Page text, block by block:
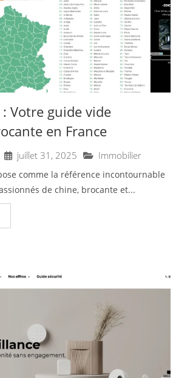
: Votre guide vide
en France
juillet 31, 2025 Immobilier
comme la référence incontournable
de chine, brocante et...